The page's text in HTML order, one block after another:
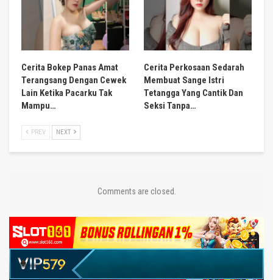
Cerita Bokep Panas Amat
Terangsang Dengan Cewek
Lain Ketika Pacarku Tak
Mampu…
Cerita Perkosaan Sedarah
Membuat Sange Istri
Tetangga Yang Cantik Dan
Seksi Tanpa…
PREV NEXT
Comments are closed.